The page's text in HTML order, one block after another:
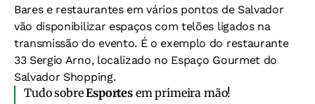
Bares e restaurantes em vários pontos de Salvador
vão disponibilizar espaços com telões ligados na
transmissão do evento. É o exemplo do restaurante
33 Sergio Arno, localizado no Espaço Gourmet do
Salvador Shopping.
Tudo sobreEsportesem primeira mão!